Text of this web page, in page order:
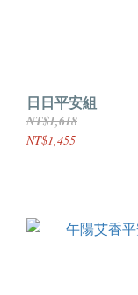
日日平安組
NT$1,618
NT$1,455